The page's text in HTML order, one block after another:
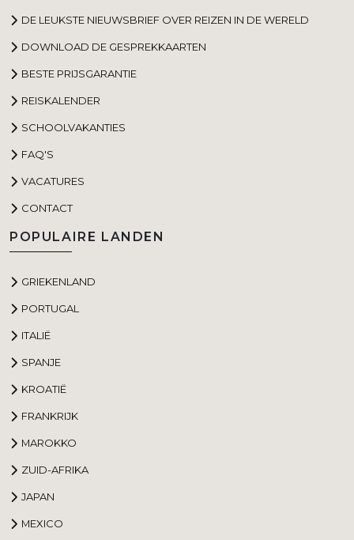
DE LEUKSTE NIEUWSBRIEF OVER REIZEN IN DE WERELD
DOWNLOAD DE GESPREKKAARTEN
BESTE PRIJSGARANTIE
REISKALENDER
SCHOOLVAKANTIES
FAQ'S
VACATURES
CONTACT
POPULAIRE LANDEN
GRIEKENLAND
PORTUGAL
ITALIË
SPANJE
KROATIË
FRANKRIJK
MAROKKO
ZUID-AFRIKA
JAPAN
MEXICO